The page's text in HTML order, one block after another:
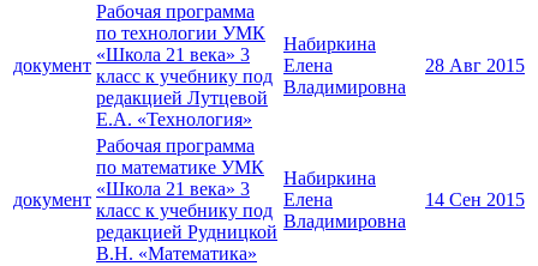
документ
Рабочая программа
по технологии УМК
«Школа 21 века» 3
класс к учебнику под
редакцией Лутцевой
Е.А. «Технология»
Набиркина
Елена
Владимировна
28 Авг 2015
документ
Рабочая программа
по математике УМК
«Школа 21 века» 3
класс к учебнику под
редакцией Рудницкой
В.Н. «Математика»
Набиркина
Елена
Владимировна
14 Сен 2015